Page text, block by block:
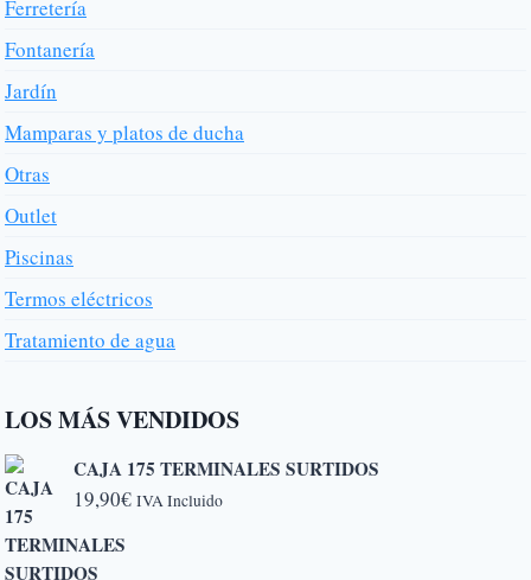
Ferretería
Fontanería
Jardín
Mamparas y platos de ducha
Otras
Outlet
Piscinas
Termos eléctricos
Tratamiento de agua
LOS MÁS VENDIDOS
CAJA 175 TERMINALES SURTIDOS
19,90€ IVA Incluido